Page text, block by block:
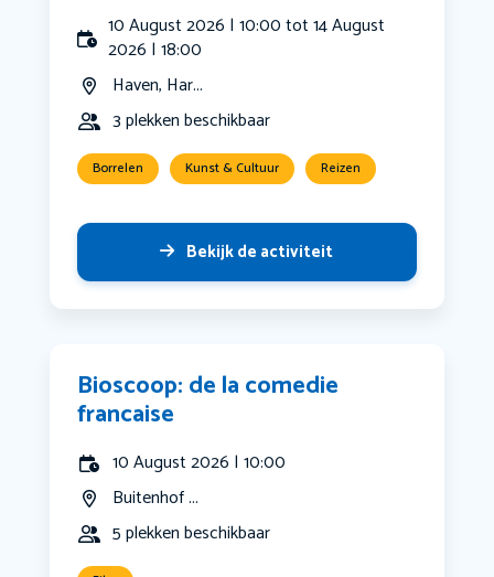
10 August 2026 | 10:00 tot 14 August
2026 | 18:00
Haven, Har...
3 plekken beschikbaar
Borrelen Kunst & Cultuur Reizen
Bekijk de activiteit
Bioscoop: de la comedie
francaise
10 August 2026 | 10:00
Buitenhof ...
5 plekken beschikbaar